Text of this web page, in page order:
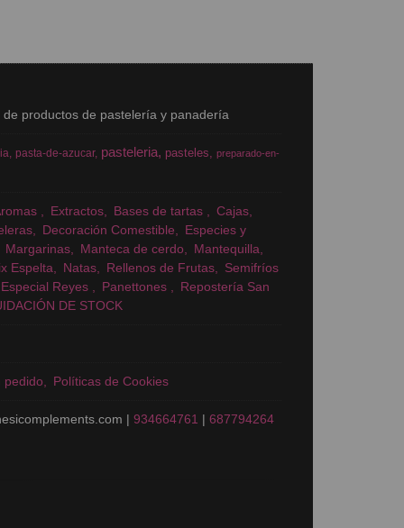
productos de pastelería y panadería
pasta-de-azucar pasteleria pasteles
preparado-en-
Extractos Bases de tartas
Cajas
Decoración Comestible
Especies y
Margarinas Manteca de cerdo
Mantequilla
Espelta Natas Rellenos de Frutas
Semifríos
Especial Reyes Panettones
Repostería San
DE STOCK
pedido Políticas de Cookies
| 934664761 | 687794264